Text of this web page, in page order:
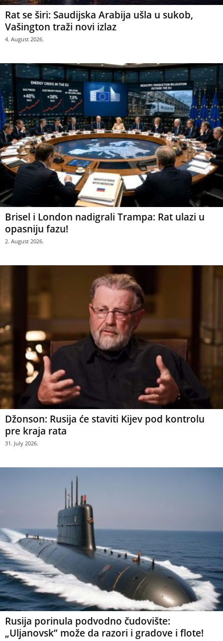
Rat se širi: Saudijska Arabija ušla u sukob,
Vašington traži novi izlaz
4. August 2026.
Brisel i London nadigrali Trampa: Rat ulazi u
opasniju fazu!
2. August 2026.
Džonson: Rusija će staviti Kijev pod kontrolu
pre kraja rata
31. July 2026.
Rusija porinula podvodno čudovište:
„Uljanovsk” može da razori i gradove i flote!